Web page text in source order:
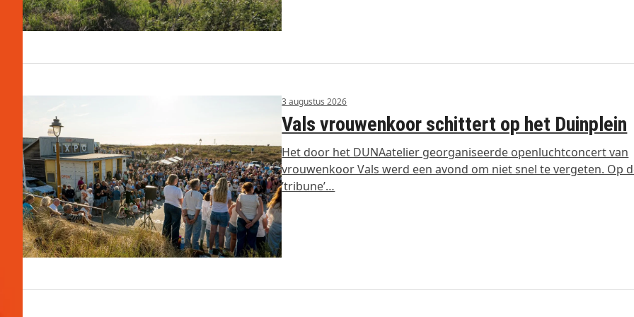
3 augustus 2026
Vals vrouwenkoor schittert op het Duinplein
Het door het DUNAatelier georganiseerde openluchtconcert van
vrouwenkoor Vals werd een avond om niet snel te vergeten. Op
’tribune’…